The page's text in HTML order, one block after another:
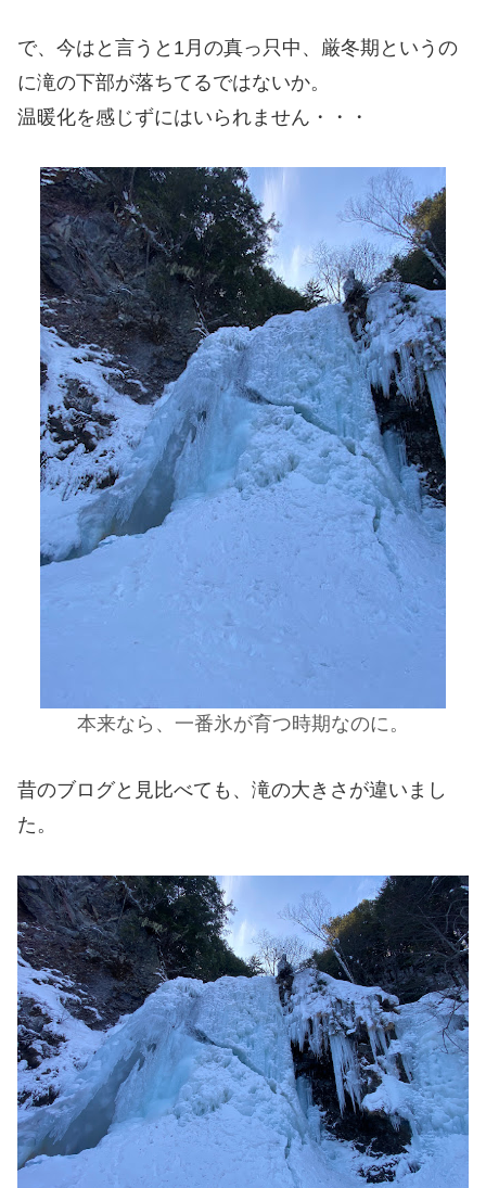
で、今はと言うと1月の真っ只中、厳冬期というの
に滝の下部が落ちてるではないか。
温暖化を感じずにはいられません・・・
本来なら、一番氷が育つ時期なのに。
昔のブログと見比べても、滝の大きさが違いまし
た。